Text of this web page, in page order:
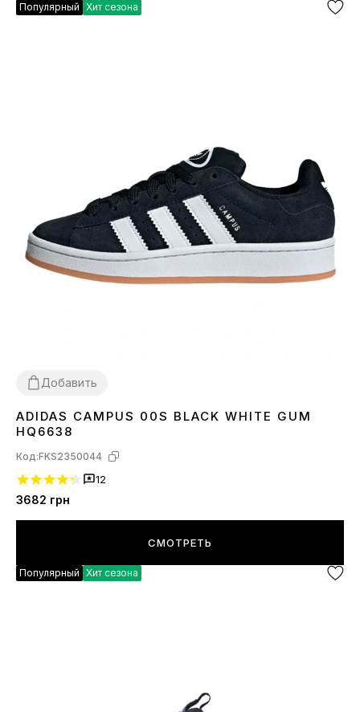
Популярный Хит сезона
Добавить
36 3738 394041 4243 44 45
ADIDAS CAMPUS 00S BLACK WHITE GUM
HQ6638
Код:FKS2350044
12
3682 грн
СМОТРЕТЬ
Популярный Хит сезона